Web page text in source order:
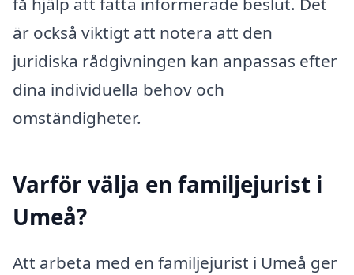
är också viktigt att notera att den
juridiska rådgivningen kan anpassas efter
dina individuella behov och
omständigheter.
Varför välja en familjejurist i
Umeå?
Att arbeta med en familjejurist i Umeå ger